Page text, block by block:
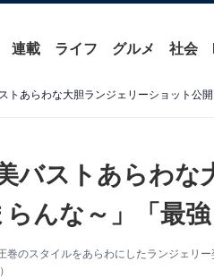
連載 ライフ グルメ 社会
バストあらわな
んな～」「最強
のスタイルをあらわにしたランジェリ